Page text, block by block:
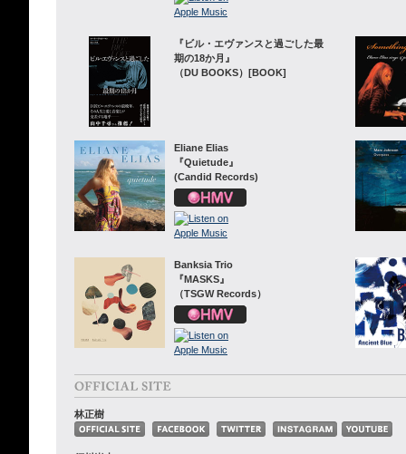
『ビル・エヴァンスと過ごした最
期の18か月』
（DU BOOKS）[BOOK]
Eliane Elias
『Quietude』
(Candid Records)
Banksia Trio
『MASKS』
（TSGW Records）
林正樹